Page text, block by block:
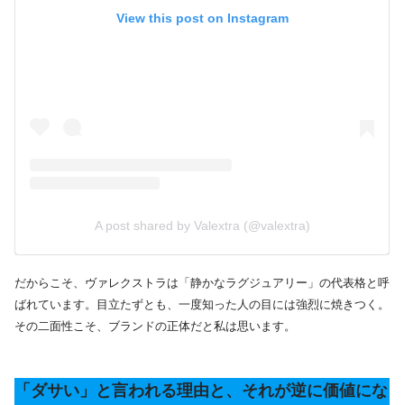
View this post on Instagram
A post shared by Valextra (@valextra)
だからこそ、ヴァレクストラは「静かなラグジュアリー」の代表格と呼
ばれています。目立たずとも、一度知った人の目には強烈に焼きつく。
その二面性こそ、ブランドの正体だと私は思います。
「ダサい」と言われる理由と、それが逆に価値にな